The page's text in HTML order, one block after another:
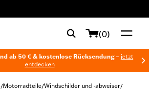
(0)
ab 50 € & kostenlose Rücksendung – jetzt
entdecken
/Motorradteile/Windschilder und -abweiser/